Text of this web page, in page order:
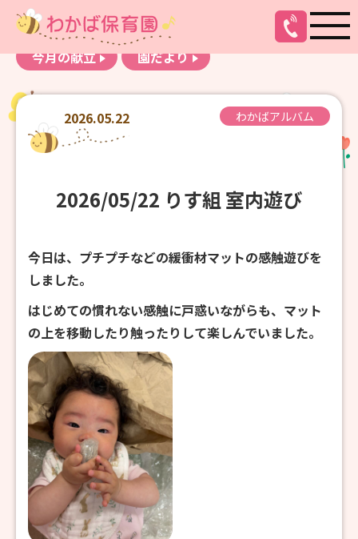
お知らせ
わかばアルバム
今月の献立
園だより
2026.05.22 わかばアルバム
2026/05/22 りす組 室内遊び
今日は、プチプチなどの緩衝材マットの感触遊びを
しました。
はじめての慣れない感触に戸惑いながらも、マット
の上を移動したり触ったりして楽しんでいました。